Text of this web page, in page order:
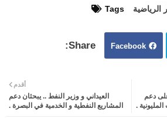
Tags الرياضية
Facebook
دعم
.
أقدم
العيداني و وزير النفط .. يبحثان دعم
المشاريع النفطية و الخدمية في البصرة .